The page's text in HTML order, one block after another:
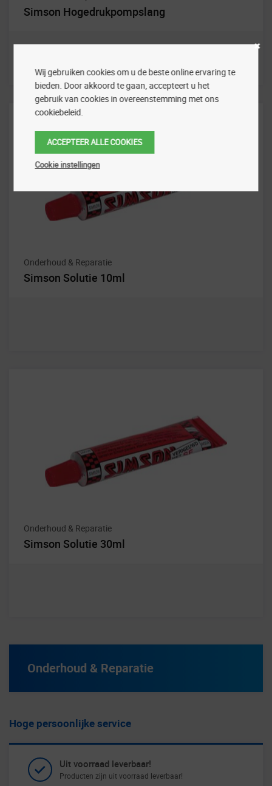
Simson Hogedrukpompslang
Onderhoud & Reparatie
Simson Solutie 10ml
Onderhoud & Reparatie
Simson Solutie 30ml
Onderhoud & Reparatie
Hoge persoonlijke service
Uit voorraad leverbaar!
Producten zijn uit voorraad leverbaar!
Wij gebruiken cookies om u de beste online ervaring te
bieden. Door akkoord te gaan, accepteert u het
gebruik van cookies in overeenstemming met ons
cookiebeleid.
ACCEPTEER ALLE COOKIES
Cookie instellingen